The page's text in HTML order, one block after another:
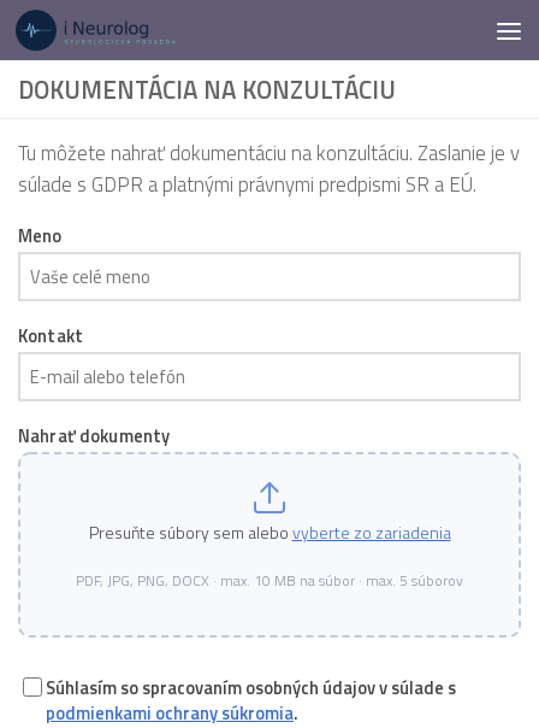
Preskočiť na obsah
DOKUMENTÁCIA NA KONZULTÁCIU
Tu môžete nahrať dokumentáciu na konzultáciu. Zaslanie je v
súlade s GDPR a platnými právnymi predpismi SR a EÚ.
Meno
Kontakt
Nahrať dokumenty
Presuňte súbory sem alebovyberte zo zariadenia
PDF, JPG, PNG, DOCX · max. 10 MB na súbor · max. 5 súborov
Súhlasím so spracovaním osobných údajov v súlade s
podmienkami ochrany súkromia.